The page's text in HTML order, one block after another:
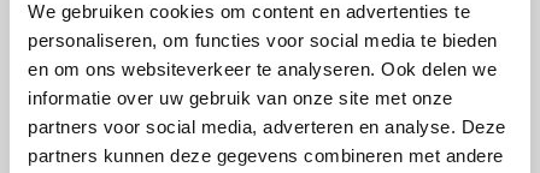
We gebruiken cookies om content en advertenties te
personaliseren, om functies voor social media te bieden
en om ons websiteverkeer te analyseren. Ook delen we
informatie over uw gebruik van onze site met onze
partners voor social media, adverteren en analyse. Deze
partners kunnen deze gegevens combineren met andere
Hulp bij het opzeggen van de huur.
Hulp bij het bestellen van sleutels.
Hulp bij het uploaden documenten Thuiskompas,
WoningNet of Room